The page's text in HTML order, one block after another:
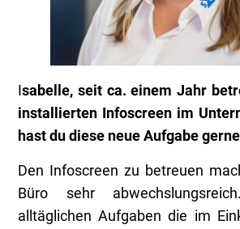
Isabelle, seit ca. einem Jahr
installierten Infoscreen im
hast du diese neue Aufgabe
Den Infoscreen zu betreuen
Büro sehr
alltäglichen Aufgaben die im